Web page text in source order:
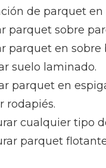
de parquet en
parquet sobre
parquet en sobre
suelo laminado.
parquet en
rodapiés.
cualquier tipo
parquet